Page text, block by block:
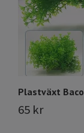
Plastväxt
65 kr